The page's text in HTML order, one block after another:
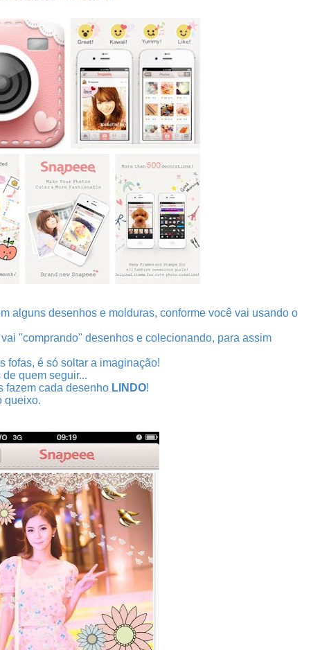
alguns desenhos e molduras, conforme você vai usando o
"comprando" desenhos e colecionando, para assim
fofas, é só soltar a imaginação!
quem seguir...
fazem cada desenho LINDO!
queixo.